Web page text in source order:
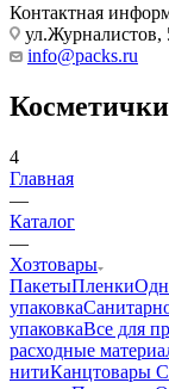
Контактная
ул.Журналистов,
info@packs.ru
Косметички
4
Главная
—
Каталог
—
Хозтовары
ПакетыПленки
упаковка
упаковкаВсе для
расходные
нитиКанцтовары